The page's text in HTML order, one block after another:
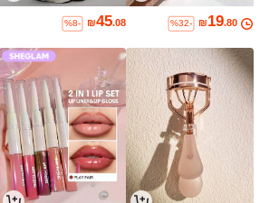
₪19.80
%32-
₪45.08
%8-